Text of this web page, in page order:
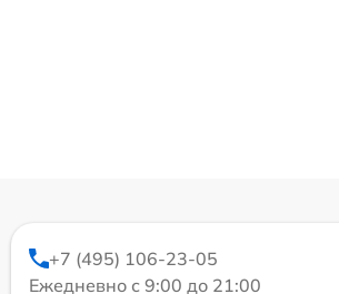
+7 (495) 106-23-05
Ежедневно с 9:00 до 21:00